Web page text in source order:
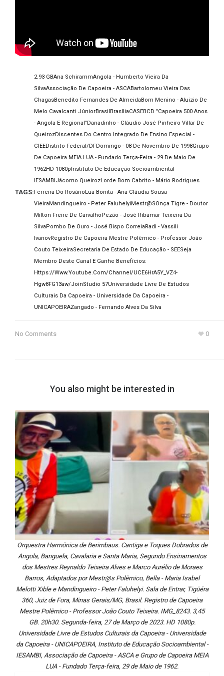
TAGS:
2.93 GBAna SchirammAngola - Humberto Vieira Da
SilvaAssociação De Capoeira - ASCABartolomeu Vieira Das
ChagasBenedito Fernandes De Almeida Bom Menino - Aluizio De
Melo Cavalcanti JúniorBrasil BrasíliaCASEBCD "Capoeira 500 Anos
- Angola E Regional" Danadinho - Cláudio José Pinheiro Villar De
QueirozDiscentes Do Centro Integrado De Ensino Especial -
CIEEDistrito Federal/DFDomingo - 08 De Novembro De 1998Grupo
De Capoeira MEIA LUA - Fundado Terça-Feira - 29 De Maio De
1962HD 1080p Instituto De Educação Socioambiental -
IESAMBI Jácomo QueirozLorde Bom Cabrito - Mário Rodrigues
Ferreira Do Rosário Lua Bonita - Ana Cláudia Sousa
Vieira Mandingueiro - Peter Faluhelyi Mestr@sOnça Tigre - Doutor
Milton Freire De Carvalho Pezão - José Ribamar Teixeira Da
Silva Pombo De Ouro - José Bispo Correia Radi - Vassili
IvanovRegistro De Capoeira Mestre Polêmico - Professor João
Couto TeixeiraSecretaria De Estado De Educação - SEESeja
Membro Deste Canal E Ganhe Benefícios:
Https://www.youtube.com/channel/UCE6HrA5Y_VZ4-
Hgw8FG13aw/joinStudio 57Universidade Livre De Estudos
Culturais Da Capoeira - Universidade Da Capoeira -
UNICAPOEIRAZangado - Fernando Alves Da Silva
No Comments 0
You also might be interested in
Orquestra Harmônica de Berimbaus. Cantiga e Toques Dobrados de
Angola, Banguela, Cavalaria e Santa Maria, Segundo Ensinamentos
dos Mestres Reynaldo Teixeira Alves e Marco Aurélio de Moraes
Barros, Adaptados por Mestr@s Polêmico, Bella - Maria Isabel
Melotti Xible e Mandingueiro - Peter Faluhelyi. Sala de Entrar, Tigüéra
360, Juiz de Fora, Minas Gerais/MG, Brasil. Registro de Capoeira
Mestre Polêmico - Professor João Couto Teixeira. IMG_8243. 3,45
GB. 20h30. Segunda-feira, 27 de Março de 2023. HD 1080p.
Universidade Livre de Estudos Culturais da Capoeira - Universidade
da Capoeira - UNICAPOEIRA, Instituto de Educação Socioambiental -
IESAMBI, Associação de Capoeira - ASCA e Grupo de Capoeira MEIA
LUA - Fundado Terça-feira, 29 de Maio de 1962.